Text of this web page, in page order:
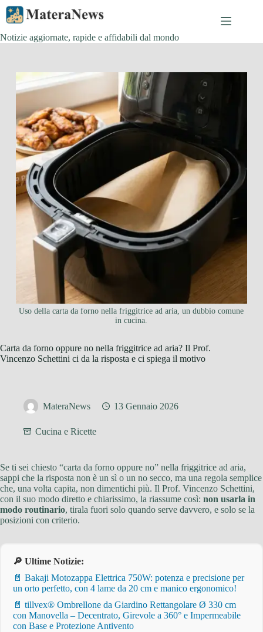
Salta
contenuto
Notizie aggiornate, rapide e affidabili dal mondo
Uso della carta da forno nella friggitrice ad aria, un dubbio comune
in cucina.
Carta da forno oppure no nella friggitrice ad aria? Il Prof.
Vincenzo Schettini ci da la risposta e ci spiega il motivo
MateraNews 13 Gennaio 2026
Cucina e Ricette
Se ti sei chiesto “carta da forno oppure no” nella friggitrice ad aria,
sappi che la risposta non è un sì o un no secco, ma una regola semplice
che, una volta capita, non dimentichi più. Il Prof. Vincenzo Schettini,
con il suo modo diretto e chiarissimo, la riassume così: non usarla in
modo routinario, tirala fuori solo quando serve davvero, e solo se la
posizioni con criterio.
🔎 Ultime Notizie:
📄 Bakaji Motozappa Elettrica 750W: potenza e precisione per
un orto perfetto, con 4 lame da 20 cm e manico ergonomico!
📄 tillvex® Ombrellone da Giardino Rettangolare Ø 330 cm
con Manovella – Decentrato, Girevole a 360° e Impermeabile
con Base e Protezione Antivento